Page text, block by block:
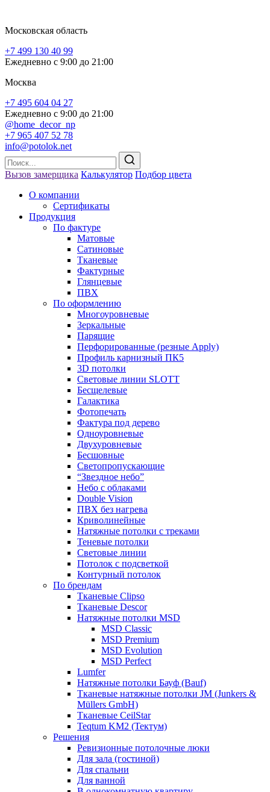
Московская область
+7 499 130 40 99
Ежедневно с 9:00 до 21:00
Москва
+7 495 604 04 27
Ежедневно с 9:00 до 21:00
@home_decor_np
+7 965 407 52 78
info@potolok.net
Вызов замерщика Калькулятор Подбор цвета
О компании
Сертификаты
Продукция
По фактуре
Матовые
Сатиновые
Тканевые
Фактурные
Глянцевые
ПВХ
По оформлению
Многоуровневые
Зеркальные
Парящие
Перфорированные (резные Apply)
Профиль карнизный ПК5
3D потолки
Световые линии SLOTT
Бесщелевые
Галактика
Фотопечать
Фактура под дерево
Одноуровневые
Двухуровневые
Бесшовные
Светопропускающие
“Звездное небо”
Небо с облаками
Double Vision
ПВХ без нагрева
Криволинейные
Натяжные потолки с треками
Теневые потолки
Световые линии
Потолок с подсветкой
Контурный потолок
По брендам
Тканевые Clipso
Тканевые Descor
Натяжные потолки MSD
MSD Сlassic
MSD Premium
MSD Evolution
MSD Perfect
Lumfer
Натяжные потолки Бауф (Bauf)
Тканевые натяжные потолки JM (Junkers &
Müllers GmbH)
Тканевые CeilStar
Teqtum KM2 (Тектум)
Решения
Ревизионные потолочные люки
Для зала (гостиной)
Для спальни
Для ванной